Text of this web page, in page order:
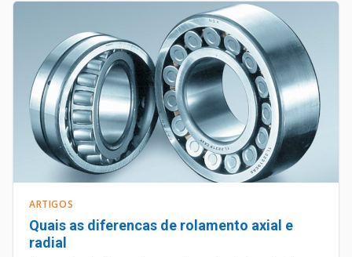
ARTIGOS
Quais as diferencas de rolamento axial e
radial